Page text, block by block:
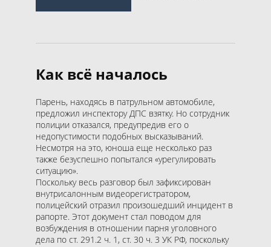
Как всё началось
Парень, находясь в патрульном автомобиле,
предложил инспектору ДПС взятку. Но сотрудник
полиции отказался, предупредив его о
недопустимости подобных высказываний.
Несмотря на это, юноша еще несколько раз
также безуспешно попытался «урегулировать
ситуацию».
Поскольку весь разговор был зафиксирован
внутрисалонным видеорегистратором,
полицейский отразил произошедший инцидент в
рапорте. Этот документ стал поводом для
возбуждения в отношении парня уголовного
дела по ст. 291.2 ч. 1, ст. 30 ч. 3 УК РФ, поскольку